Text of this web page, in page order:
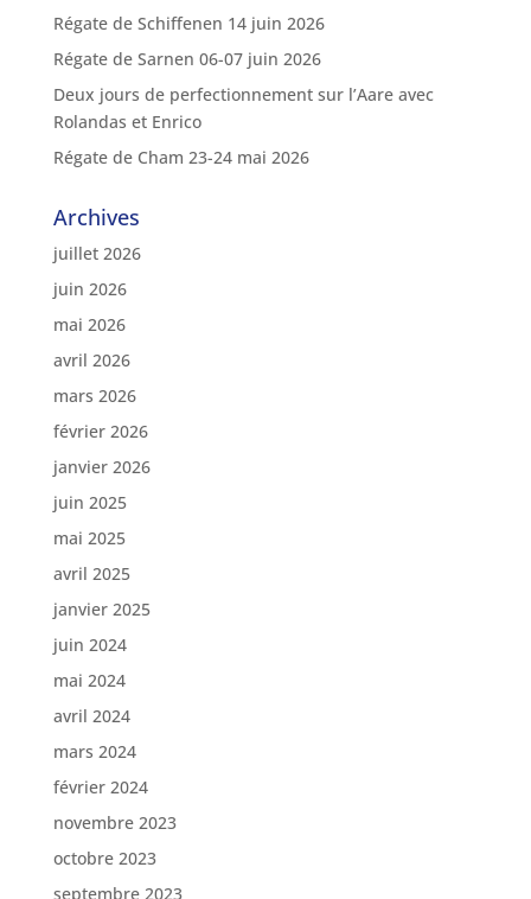
Régate de Schiffenen 14 juin 2026
Régate de Sarnen 06-07 juin 2026
Deux jours de perfectionnement sur l’Aare avec
Rolandas et Enrico
Régate de Cham 23-24 mai 2026
Archives
juillet 2026
juin 2026
mai 2026
avril 2026
mars 2026
février 2026
janvier 2026
juin 2025
mai 2025
avril 2025
janvier 2025
juin 2024
mai 2024
avril 2024
mars 2024
février 2024
novembre 2023
octobre 2023
septembre 2023